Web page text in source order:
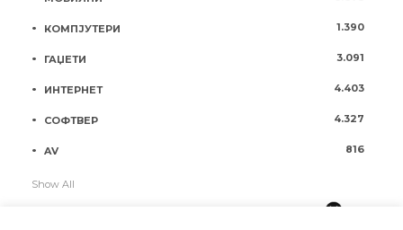
КОМПЈУТЕРИ 1.390
ГАЏЕТИ 3.091
ИНТЕРНЕТ 4.403
СОФТВЕР 4.327
AV 816
Show All